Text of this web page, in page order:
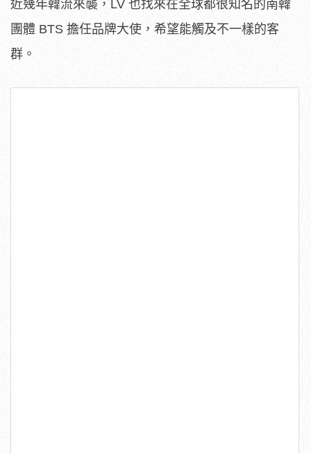
近幾年韓流來襲，LV 也找來在全球都很知名的南韓
團體 BTS 擔任品牌大使，希望能觸及不一樣的客
群。